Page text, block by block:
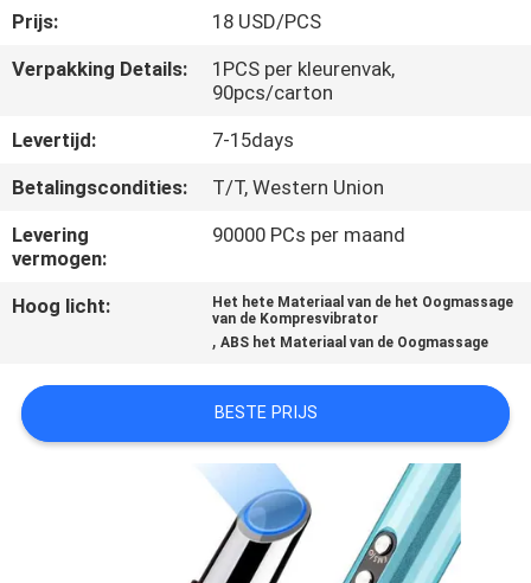
VERZOEK
OM
CITAAT
SITEMAP
PRIVACY
Prijs:
18 USD/PCS
Verpakking Details:
1PCS per kleurenvak,
90pcs/carton
Levertijd:
7-15days
Betalingscondities:
T/T, Western Union
Levering
vermogen:
90000 PCs per maand
Hoog licht:
Het hete Materiaal van de het Oogmassage
van de Kompresvibrator
,ABS het Materiaal van de Oogmassage
BESTE PRIJS